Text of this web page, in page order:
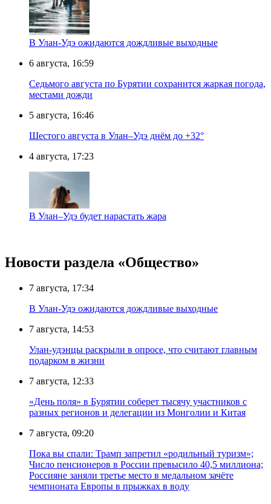
В Улан-Удэ ожидаются дождливые выходные
6 августа, 16:59
Седьмого августа по Бурятии сохранится жаркая погода,
местами дожди
5 августа, 16:46
Шестого августа в Улан–Удэ днём до +32°
4 августа, 17:23
В Улан–Удэ будет нарастать жара
Новости раздела «Общество»
7 августа, 17:34
В Улан-Удэ ожидаются дождливые выходные
7 августа, 14:53
Улан-удэнцы раскрыли в опросе, что считают главным
подарком в жизни
7 августа, 12:33
«День поля» в Бурятии соберет тысячу участников с
разных регионов и делегации из Монголии и Китая
7 августа, 09:20
Пока вы спали: Трамп запретил «родильный туризм»;
Число пенсионеров в России превысило 40,5 миллиона;
Россияне заняли третье место в медальном зачёте
чемпионата Европы в прыжках в воду